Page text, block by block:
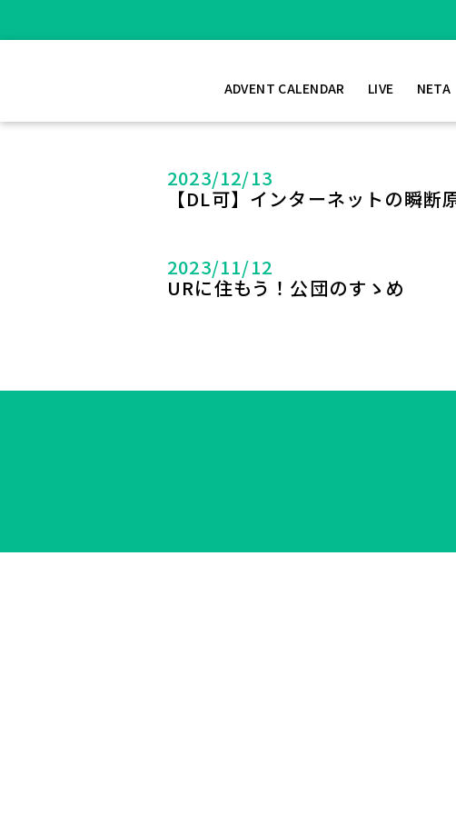
ADVENT CALENDAR LIVE NETA
2023/12/13
【DL可】インターネットの瞬断
2023/11/12
URに住もう！公団のすゝめ